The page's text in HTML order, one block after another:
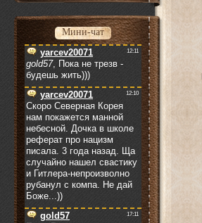
Мини-чат